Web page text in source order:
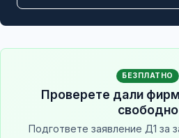
БЕЗПЛАТНО
Проверете дали
свободно
Подгответе заявление Д1 за